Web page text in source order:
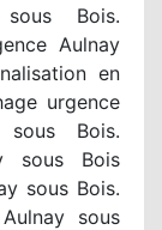
Bois.
Aulnay
en
urgence
Bois.
sous Bois
sous Bois.
sous